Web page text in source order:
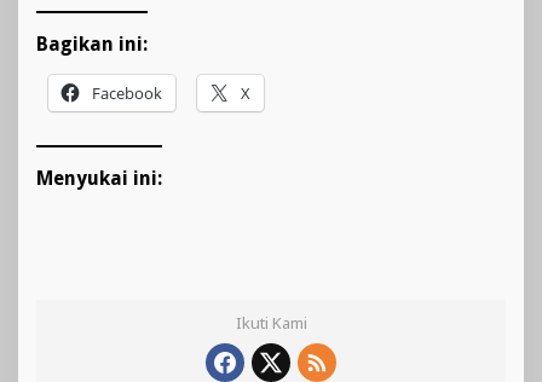
Bagikan ini:
Facebook X
Menyukai ini:
Ikuti Kami